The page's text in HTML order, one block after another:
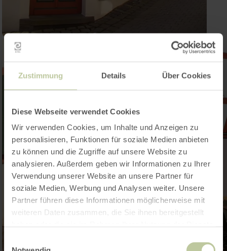
Zustimmung Details Über Cookies
Diese Webseite verwendet Cookies
Wir verwenden Cookies, um Inhalte und Anzeigen zu
personalisieren, Funktionen für soziale Medien anbieten
zu können und die Zugriffe auf unsere Website zu
analysieren. Außerdem geben wir Informationen zu Ihrer
Verwendung unserer Website an unsere Partner für
soziale Medien, Werbung und Analysen weiter. Unsere
Partner führen diese Informationen möglicherweise mit
weiteren Daten zusammen, die Sie ihnen bereitgestellt